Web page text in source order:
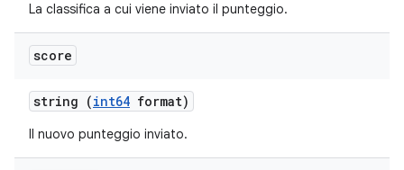
La classifica a cui viene inviato il punteggio.
score
string (int64 format)
Il nuovo punteggio inviato.